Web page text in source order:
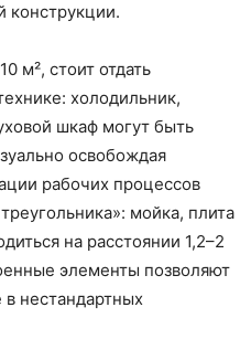
конструкции.
м², стоит отдать
холодильник,
шкаф могут быть
освобождая
рабочих процессов
мойка, плита
на расстоянии 1,2–2
элементы позволяют
нестандартных